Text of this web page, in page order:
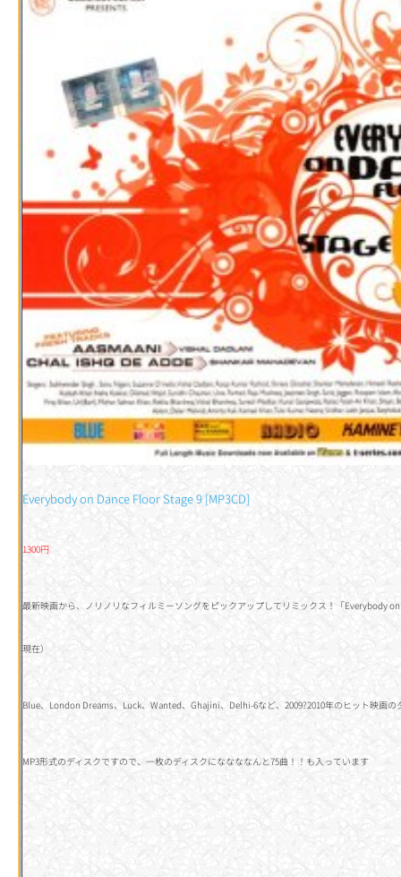
Everybody on Dance Floor Stage 9 [MP3CD]
1300円
最新映画から、ノリノリなフィルミーソングをピックアップしてリミックス！「Everybody
現在）
Blue、London Dreams、Luck、Wanted、Ghajini、Delhi-6など、2009?2010年のヒット映画
MP3形式のディスクですので、一枚のディスクにななななんと75曲！！も入っています